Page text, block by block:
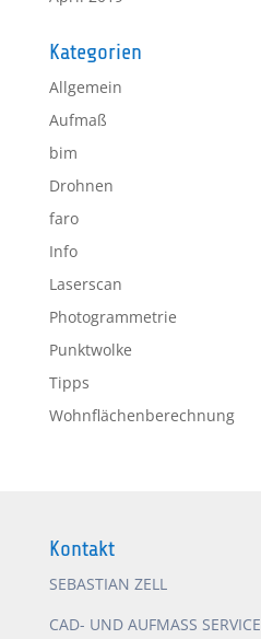
Kategorien
Allgemein
Aufmaß
bim
Drohnen
faro
Info
Laserscan
Photogrammetrie
Punktwolke
Tipps
Wohnflächenberechnung
Kontakt
SEBASTIAN ZELL
CAD- UND AUFMASS SERVICE